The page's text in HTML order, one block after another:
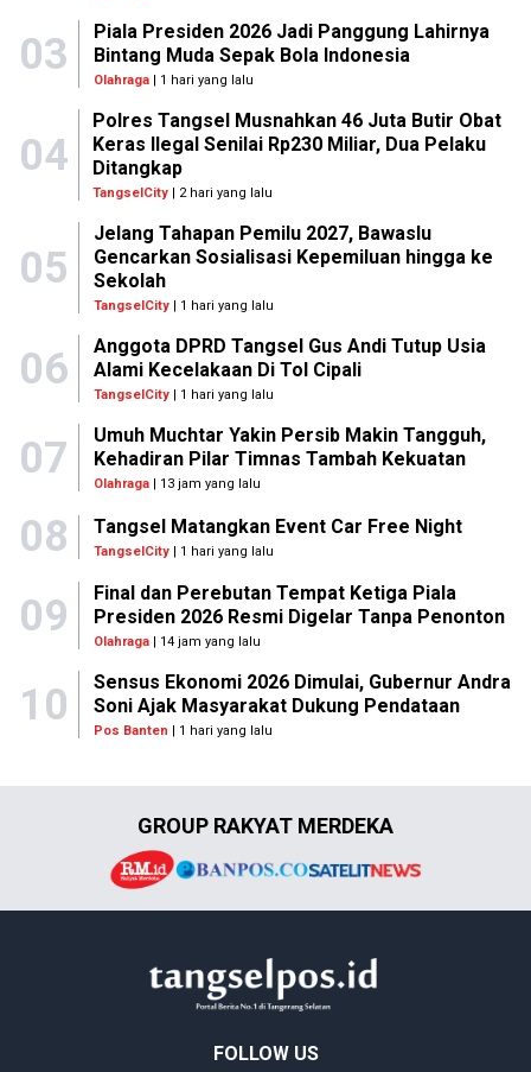
03
Piala Presiden 2026 Jadi Panggung Lahirnya
Bintang Muda Sepak Bola Indonesia
Olahraga| 1 hari yang lalu
04
Polres Tangsel Musnahkan 46 Juta Butir Obat
Keras Ilegal Senilai Rp230 Miliar, Dua Pelaku
Ditangkap
TangselCity | 2 hari yang lalu
05
Jelang Tahapan Pemilu 2027, Bawaslu
Gencarkan Sosialisasi Kepemiluan hingga ke
Sekolah
TangselCity| 1 hari yang lalu
06
Anggota DPRD Tangsel Gus Andi Tutup Usia
Alami Kecelakaan Di Tol Cipali
TangselCity| 1 hari yang lalu
07
Umuh Muchtar Yakin Persib Makin Tangguh,
Kehadiran Pilar Timnas Tambah Kekuatan
Olahraga| 13 jam yang lalu
08 Tangsel Matangkan Event Car Free Night
TangselCity | 1 hari yang lalu
09
Final dan Perebutan Tempat Ketiga Piala
Presiden 2026 Resmi Digelar Tanpa Penonton
Olahraga| 14 jam yang lalu
10
Sensus Ekonomi 2026 Dimulai, Gubernur Andra
Soni Ajak Masyarakat Dukung Pendataan
Pos Banten | 1 hari yang lalu
GROUP RAKYAT MERDEKA
FOLLOW US